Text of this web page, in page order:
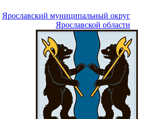
Ярославский муниципальный округ
Ярославской области